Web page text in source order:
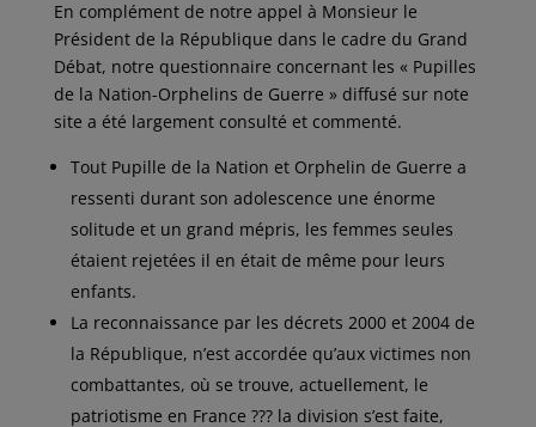
En complément de notre appel à Monsieur le
Président de la République dans le cadre du Grand
Débat, notre questionnaire concernant les « Pupilles
de la Nation-Orphelins de Guerre » diffusé sur note
site a été largement consulté et commenté.
Tout Pupille de la Nation et Orphelin de Guerre a
ressenti durant son adolescence une énorme
solitude et un grand mépris, les femmes seules
étaient rejetées il en était de même pour leurs
enfants.
La reconnaissance par les décrets 2000 et 2004 de
la République, n’est accordée qu’aux victimes non
combattantes, où se trouve, actuellement, le
patriotisme en France ??? la division s’est faite,